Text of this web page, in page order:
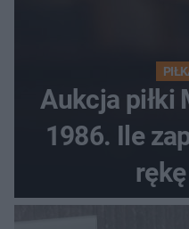
Aukcja piłki
1986. Ile